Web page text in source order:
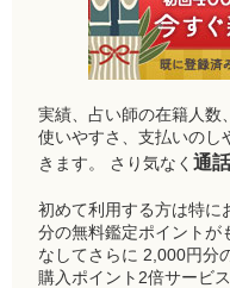
実績、占い師の在籍人数
使いやすさ、支払いのし
きます。 さり気なく通
初めて利用する方は特に
分の無料鑑定ポイントが
なしてさらに 2,000円分
購入ポイント2倍サービ